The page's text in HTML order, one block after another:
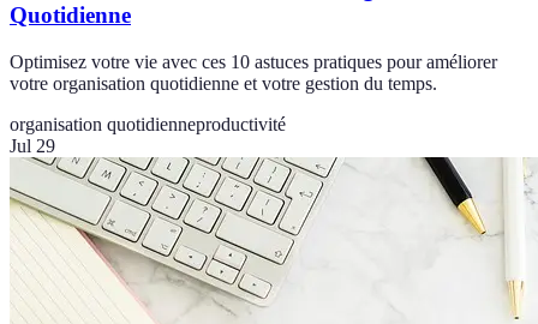
Quotidienne
Optimisez votre vie avec ces 10 astuces pratiques pour améliorer
votre organisation quotidienne et votre gestion du temps.
organisation quotidienneproductivité
Jul 29